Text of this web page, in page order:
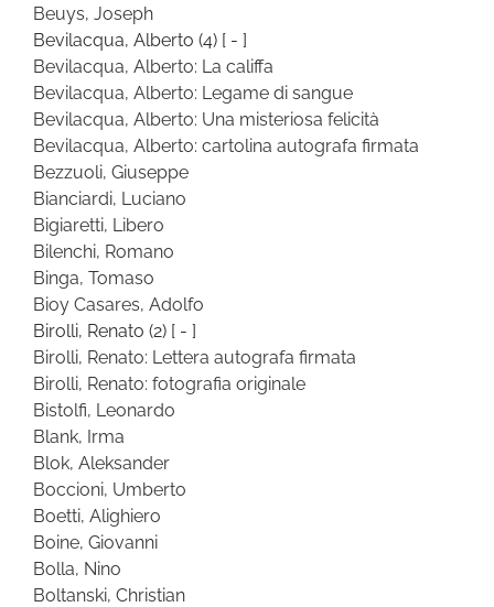
Beuys, Joseph
Bevilacqua, Alberto (4) [ - ]
Bevilacqua, Alberto: La califfa
Bevilacqua, Alberto: Legame di sangue
Bevilacqua, Alberto: Una misteriosa felicità
Bevilacqua, Alberto: cartolina autografa firmata
Bezzuoli, Giuseppe
Bianciardi, Luciano
Bigiaretti, Libero
Bilenchi, Romano
Binga, Tomaso
Bioy Casares, Adolfo
Birolli, Renato (2) [ - ]
Birolli, Renato: Lettera autografa firmata
Birolli, Renato: fotografia originale
Bistolfi, Leonardo
Blank, Irma
Blok, Aleksander
Boccioni, Umberto
Boetti, Alighiero
Boine, Giovanni
Bolla, Nino
Boltanski, Christian